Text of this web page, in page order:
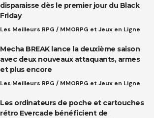
disparaisse dès le premier jour du Black
Friday
Les Meilleurs RPG / MMORPG et Jeux en Ligne
Mecha BREAK lance la deuxième saison
avec deux nouveaux attaquants, armes
et plus encore
Les Meilleurs RPG / MMORPG et Jeux en Ligne
Les ordinateurs de poche et cartouches
rétro Evercade bénéficient de